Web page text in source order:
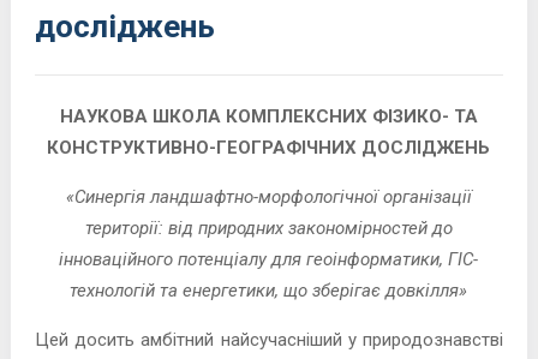
досліджень
НАУКОВА ШКОЛА КОМПЛЕКСНИХ ФІЗИКО- ТА
КОНСТРУКТИВНО-ГЕОГРАФІЧНИХ ДОСЛІДЖЕНЬ
«Синергія ландшафтно-морфологічної організації
території: від природних закономірностей до
інноваційного потенціалу для геоінформатики, ГІС-
технологій та енергетики, що зберігає довкілля»
Цей досить амбітний найсучасніший у природознавстві